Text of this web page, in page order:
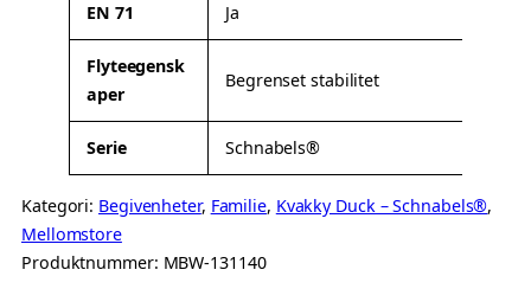
e
EN 71 Ja
Flyteegensk
aper
Begrenset stabilitet
Serie Schnabels®
Kategori: Begivenheter, Familie, Kvakky Duck – Schnabels®
Mellomstore
Produktnummer: MBW-131140